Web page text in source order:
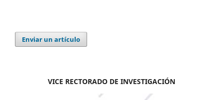
Enviar un artículo
VICE RECTORADO DE INVESTIGACIÓN